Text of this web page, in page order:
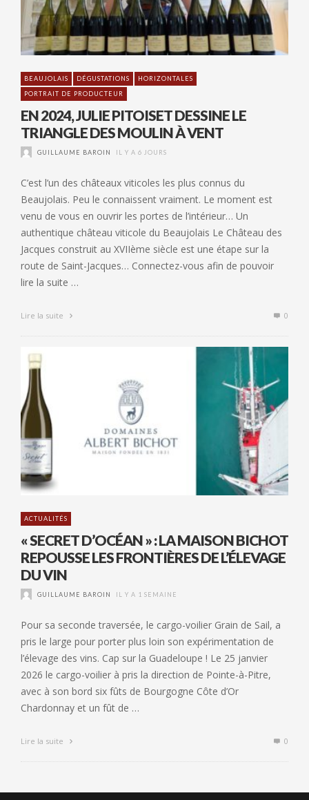
BEAUJOLAIS DÉGUSTATIONS
HORIZONTALES
PORTRAIT DE PRODUCTEUR
EN 2024, JULIE PITOISET DESSINE LE
TRIANGLE DES MOULIN À VENT
GUILLAUME BAROIN IL Y A 6 JOURS
C’est l’un des châteaux viticoles les plus connus du
Beaujolais. Peu le connaissent vraiment. Le moment est
venu de vous en ouvrir les portes de l’intérieur… Un
authentique château viticole du Beaujolais Le Château des
Jacques construit au XVIIème siècle est une étape sur la
route de Saint-Jacques… Connectez-vous afin de pouvoir
lire la suite …
Lire la suite 0
ACTUALITÉS
« SECRET D’OCÉAN » : LA MAISON BICHOT
REPOUSSE LES FRONTIÈRES DE L’ÉLEVAGE
DU VIN
GUILLAUME BAROIN IL Y A 1 SEMAINE
Pour sa seconde traversée, le cargo-voilier Grain de Sail, a
pris le large pour porter plus loin son expérimentation de
l’élevage des vins. Cap sur la Guadeloupe ! Le 25 janvier
2026 le cargo-voilier à pris la direction de Pointe-à-Pitre,
avec à son bord six fûts de Bourgogne Côte d’Or
Chardonnay et un fût de …
Lire la suite 0